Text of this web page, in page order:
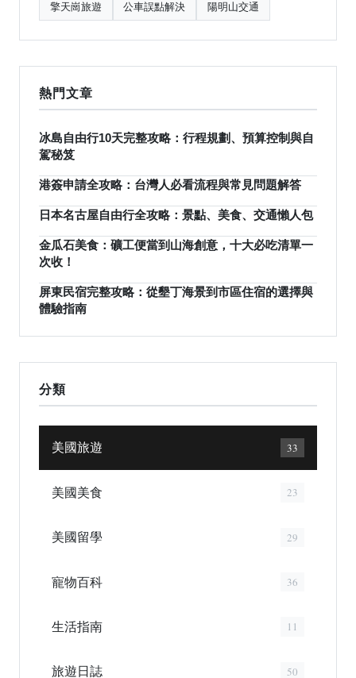
擎天崗旅遊 公車誤點解決 陽明山交通
熱門文章
冰島自由行10天完整攻略：行程規劃、預算控制與自
駕秘笈
港簽申請全攻略：台灣人必看流程與常見問題解答
日本名古屋自由行全攻略：景點、美食、交通懶人包
金瓜石美食：礦工便當到山海創意，十大必吃清單一
次收！
屏東民宿完整攻略：從墾丁海景到市區住宿的選擇與
體驗指南
分類
美國旅遊 33
美國美食 23
美國留學 29
寵物百科 36
生活指南 11
旅遊日誌 50